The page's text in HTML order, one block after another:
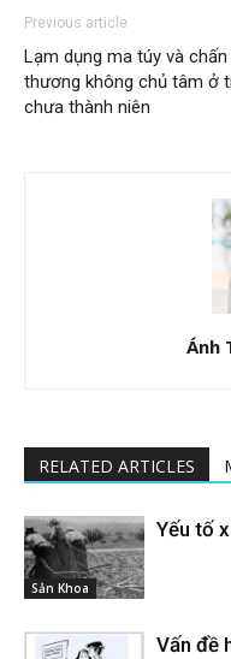
Previous article
Lạm dụng ma túy và chấn
thương không chủ tâm ở
chưa thành niên
Ánh
RELATED ARTICLES
Sản Khoa
Yếu tố
Vấn đề